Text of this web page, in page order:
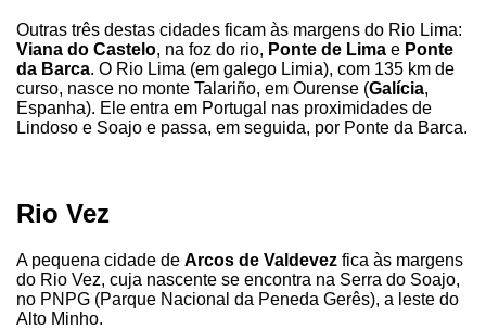
Outras três destas cidades ficam às margens do Rio Lima:
Viana do Castelo, na foz do rio, Ponte de Lima e Ponte
da Barca. O Rio Lima (em galego Limia), com 135 km de
curso, nasce no monte Talariño, em Ourense (Galícia,
Espanha). Ele entra em Portugal nas proximidades de
Lindoso e Soajo e passa, em seguida, por Ponte da Barca.
Rio Vez
A pequena cidade de Arcos de Valdevez fica às margens
do Rio Vez, cuja nascente se encontra na Serra do Soajo,
no PNPG (Parque Nacional da Peneda Gerês), a leste do
Alto Minho.